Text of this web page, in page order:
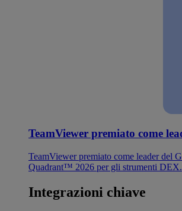
TeamViewer premiato come
TeamViewer premiato come leader del
Quadrant™ 2026 per gli strumenti DEX.
Integrazioni chiave